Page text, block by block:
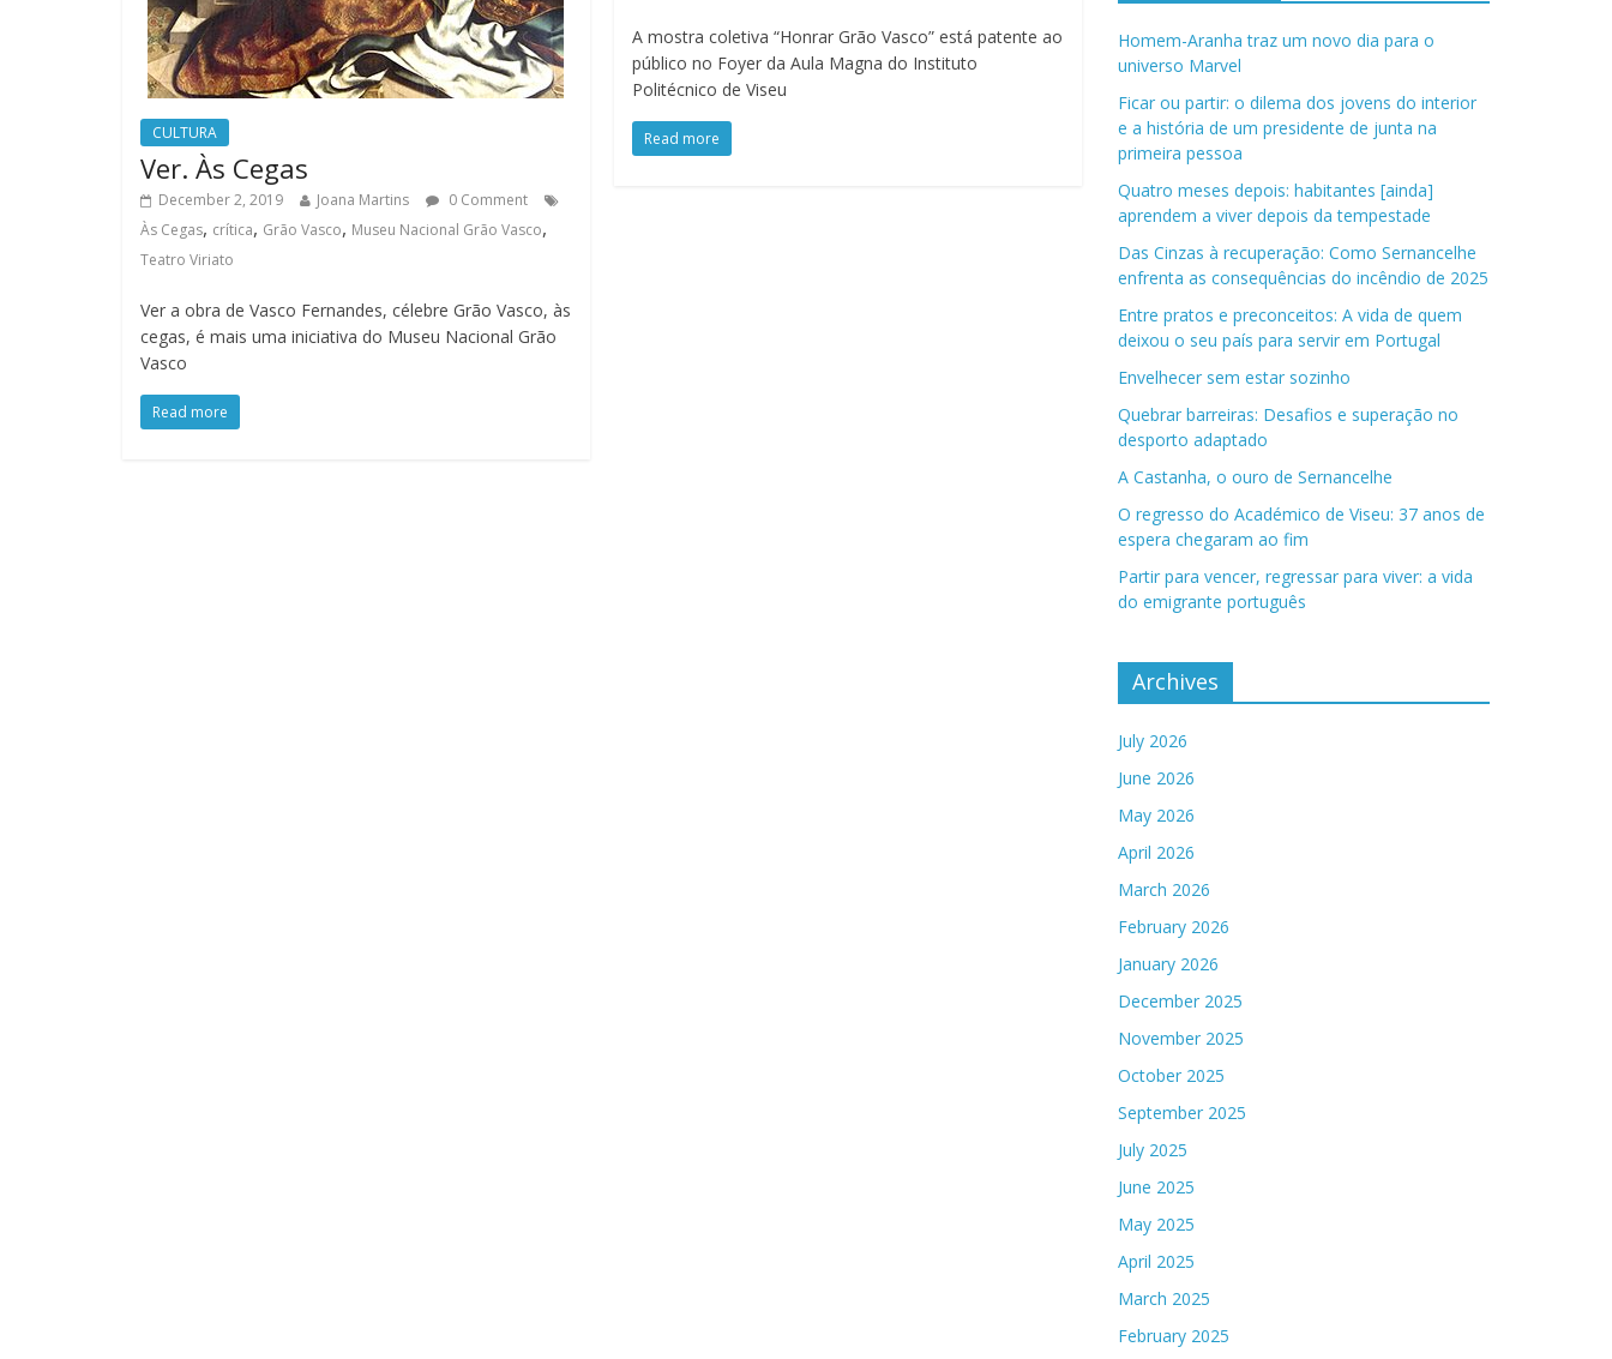
CULTURA
Ver. Às Cegas
December 2, 2019 Joana Martins
0 Comment
Às Cegas, crítica, Grão Vasco, Museu Nacional Grão Vasco,
Teatro Viriato
Ver a obra de Vasco Fernandes, célebre Grão Vasco, às
cegas, é mais uma iniciativa do Museu Nacional Grão
Vasco
Read more
A mostra coletiva “Honrar Grão Vasco” está patente ao
público no Foyer da Aula Magna do Instituto
Politécnico de Viseu
Read more
Homem-Aranha traz um novo dia para o
universo Marvel
Ficar ou partir: o dilema dos jovens do interior
e a história de um presidente de junta na
primeira pessoa
Quatro meses depois: habitantes [ainda]
aprendem a viver depois da tempestade
Das Cinzas à recuperação: Como Sernancelhe
enfrenta as consequências do incêndio de 2025
Entre pratos e preconceitos: A vida de quem
deixou o seu país para servir em Portugal
Envelhecer sem estar sozinho
Quebrar barreiras: Desafios e superação no
desporto adaptado
A Castanha, o ouro de Sernancelhe
O regresso do Académico de Viseu: 37 anos de
espera chegaram ao fim
Partir para vencer, regressar para viver: a vida
do emigrante português
Archives
July 2026
June 2026
May 2026
April 2026
March 2026
February 2026
January 2026
December 2025
November 2025
October 2025
September 2025
July 2025
June 2025
May 2025
April 2025
March 2025
February 2025